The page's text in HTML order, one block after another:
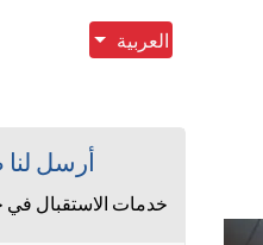
العربية
أرسل
خدمات الاستقبال في